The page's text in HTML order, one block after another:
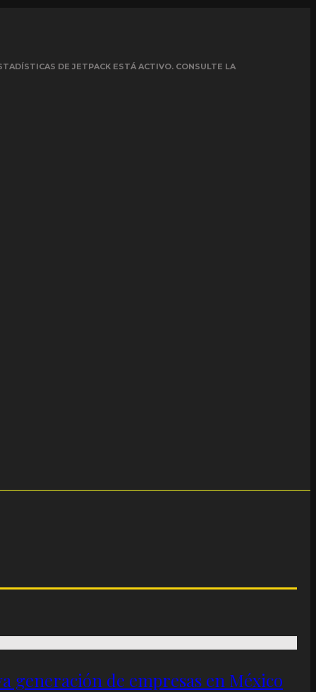
DE JETPACK ESTÁ ACTIVO. CONSULTE LA
generación de empresas en México